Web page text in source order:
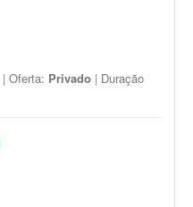
| Oferta: Privado | Duração